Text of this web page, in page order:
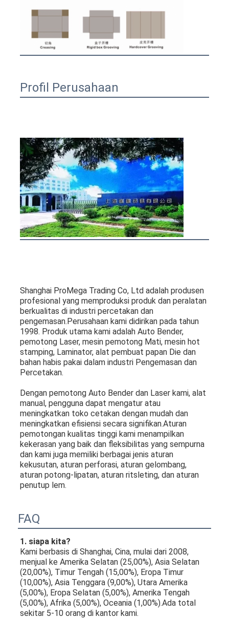
Profil Perusahaan
Shanghai ProMega Trading Co, Ltd adalah produsen
profesional yang memproduksi produk dan peralatan
berkualitas di industri percetakan dan
pengemasan.Perusahaan kami didirikan pada tahun
1998. Produk utama kami adalah Auto Bender,
pemotong Laser, mesin pemotong Mati, mesin hot
stamping, Laminator, alat pembuat papan Die dan
bahan habis pakai dalam industri Pengemasan dan
Percetakan.
Dengan pemotong Auto Bender dan Laser kami, alat
manual, pengguna dapat mengatur atau
meningkatkan toko cetakan dengan mudah dan
meningkatkan efisiensi secara signifikan.Aturan
pemotongan kualitas tinggi kami menampilkan
kekerasan yang baik dan fleksibilitas yang sempurna
dan kami juga memiliki berbagai jenis aturan
kekusutan, aturan perforasi, aturan gelombang,
aturan potong-lipatan, aturan ritsleting, dan aturan
penutup lem.
FAQ
1. siapa kita?
Kami berbasis di Shanghai, Cina, mulai dari 2008,
menjual ke Amerika Selatan (25,00%), Asia Selatan
(20,00%), Timur Tengah (15,00%), Eropa Timur
(10,00%), Asia Tenggara (9,00%), Utara Amerika
(5,00%), Eropa Selatan (5,00%), Amerika Tengah
(5,00%), Afrika (5,00%), Oceania (1,00%).Ada total
sekitar 5-10 orang di kantor kami.